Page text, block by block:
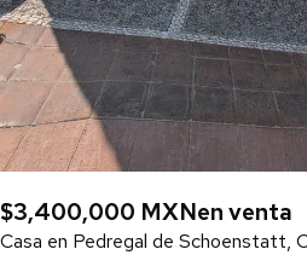
$3,400,000 MXNen venta
Casa en Pedregal de Schoenstatt,